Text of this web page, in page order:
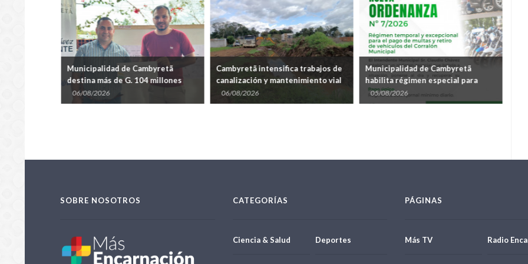
Municipalidad de Cambyretã
destina más de G. 104 millones
para impulsar salón multiuso en
Arroyo Porã – Barrero Guazú
06/08/2026
Cambyretã intensifica trabajos de
canalización y mantenimiento vial
para prevenir inundaciones
06/08/2026
Municipalidad de Cambyretã
habilita régimen especial para
regularizar multas y retirar
vehículos del corralón
05/08/2026
SOBRE NOSOTROS CATEGORÍAS
Ciencia & Salud Deportes
PÁGINAS
Más TV Radio